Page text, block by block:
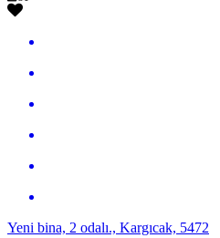
Yeni bina, 2 odalı., Kargıcak, 5472